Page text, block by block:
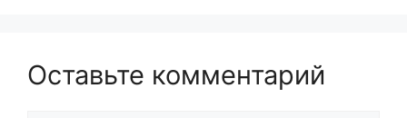
Оставьте комментарий